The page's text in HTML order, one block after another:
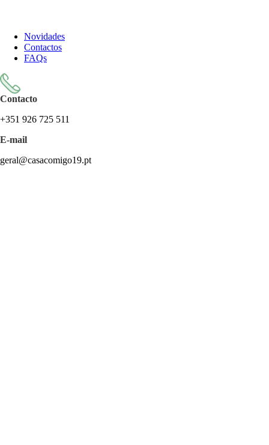
Novidades
Contactos
FAQs
Contacto
+351 926 725 511
E-mail
geral@casacomigo19.pt